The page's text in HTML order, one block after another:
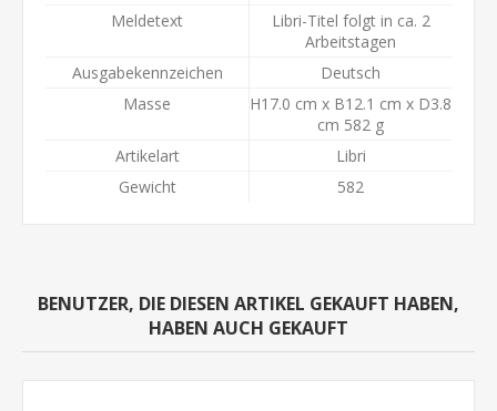
Meldetext
Libri-Titel folgt in ca. 2
Arbeitstagen
Ausgabekennzeichen
Deutsch
Masse
H17.0 cm x B12.1 cm x D3.8
cm 582 g
Artikelart
Libri
Gewicht
582
BENUTZER, DIE DIESEN ARTIKEL GEKAUFT HABEN,
HABEN AUCH GEKAUFT